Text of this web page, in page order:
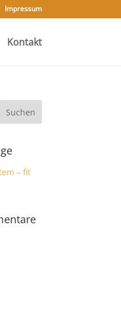
Impressum
Kontakt
– fit